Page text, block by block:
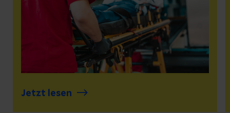
Frauen mehr auf ihre Herzgesundheit
achten sollten.
Jetzt lesen